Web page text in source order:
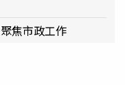
焦市政工作